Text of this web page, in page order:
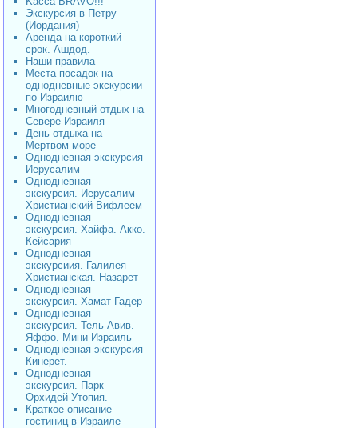
Экскурсия в Петру
(Иордания)
Аренда на короткий
срок. Ашдод.
Наши правила
Места посадок на
однодневные экскурсии
по Израилю
Многодневный отдых на
Севере Израиля
День отдыха на
Мертвом море
Однодневная экскурсия
Иерусалим
Однодневная
экскурсия. Иерусалим
Христианский Вифлеем
Однодневная
экскурсия. Хайфа. Акко.
Кейсария
Однодневная
экскурсиия. Галилея
Христианская. Назарет
Однодневная
экскурсия. Хамат Гадер
Однодневная
экскурсия. Тель-Авив.
Яффо. Мини Израиль
Однодневная экскурсия
Кинерет.
Однодневная
экскурсия. Парк
Орхидей Утопия.
Краткое описание
гостиниц в Израиле